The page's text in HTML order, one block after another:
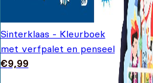
Sinterklaas - Kleurboek
met verfpalet en penseel
€9,99